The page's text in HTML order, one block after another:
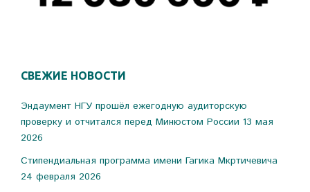
СВЕЖИЕ НОВОСТИ
Эндаумент НГУ прошёл ежегодную аудиторскую
проверку и отчитался перед Минюстом России 13 мая
2026
Стипендиальная программа имени Гагика Мкртичевича
24 февраля 2026